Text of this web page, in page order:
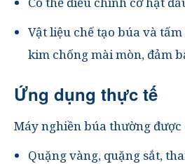
Vật liệu chế tạo búa và
kim chống mài mòn, đảm
Ứng dụng thực tế
Máy nghiền búa thường được
Quặng vàng, quặng sắt,